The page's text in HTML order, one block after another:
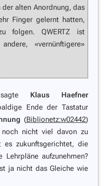
alten Anordnung, das
Finger gelernt hatten,
folgen. QWERTZ ist
«vernünftigere»
Klaus Haefner
Ende der Tastatur
(Biblionetz:w02442)
nicht viel davon zu
es zukunftsgerichtet, die
Lehrpläne aufzunehmen?
ja nicht das Gleiche wie